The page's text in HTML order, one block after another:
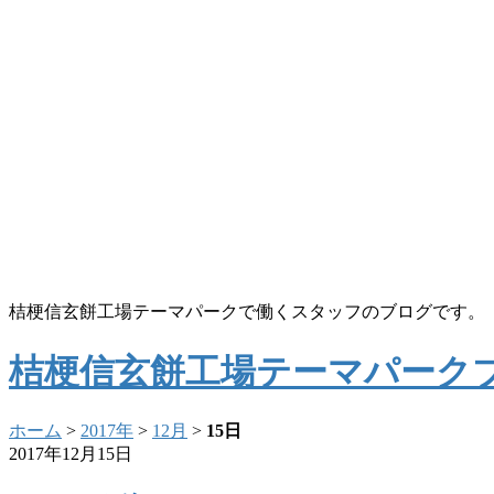
桔梗信玄餅工場テーマパークで働くスタッフのブログです。
桔梗信玄餅工場テーマパーク
ホーム > 2017年 > 12月 > 15日
2017年12月15日